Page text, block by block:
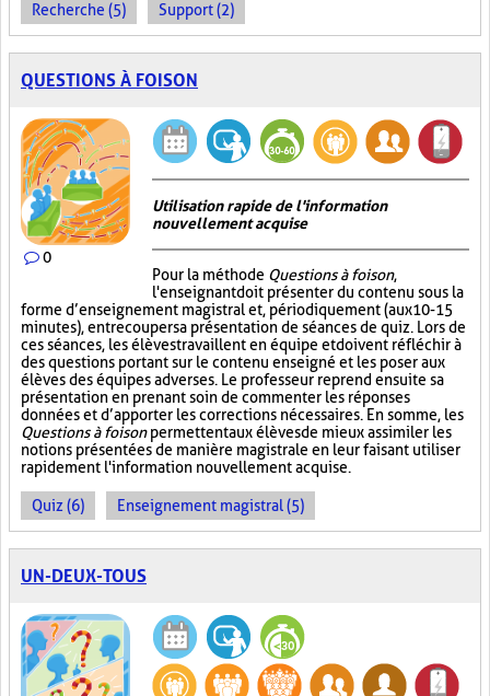
Recherche (5) Support (2)
QUESTIONS À FOISON
0
Utilisation rapide de l'information
nouvellement acquise
Pour la méthode Questions à foison,
l'enseignant doit présenter du contenu sous la
forme d’enseignement magistral et, périodiquement (aux 10-15
minutes), entrecouper sa présentation de séances de quiz. Lors de
ces séances, les élèves travaillent en équipe et doivent réfléchir à
des questions portant sur le contenu enseigné et les poser aux
élèves des équipes adverses. Le professeur reprend ensuite sa
présentation en prenant soin de commenter les réponses
données et d’apporter les corrections nécessaires. En somme, les
Questions à foisonpermettent aux élèves de mieux assimiler les
notions présentées de manière magistrale en leur faisant utiliser
rapidement l'information nouvellement acquise.
Quiz (6) Enseignement magistral (5)
UN-DEUX-TOUS